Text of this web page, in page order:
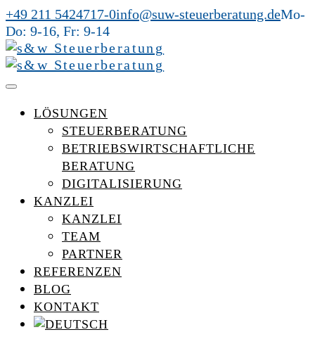
+49 211 5424717-0info@suw-steuerberatung.deMo-
Do: 9-16, Fr: 9-14
LÖSUNGEN
STEUERBERATUNG
BETRIEBSWIRTSCHAFTLICHE
BERATUNG
DIGITALISIERUNG
KANZLEI
KANZLEI
TEAM
PARTNER
REFERENZEN
BLOG
KONTAKT